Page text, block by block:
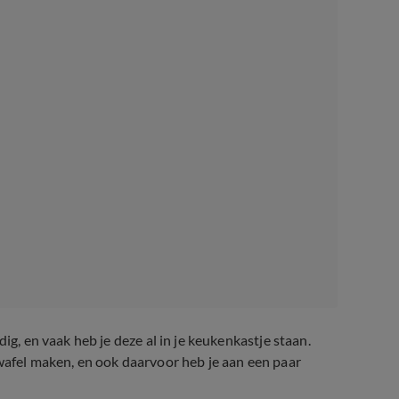
en vaak heb je deze al in je keukenkastje staan.
maken, en ook daarvoor heb je aan een paar